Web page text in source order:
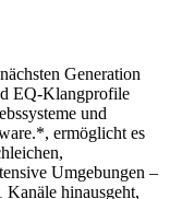
Generation
EQ-Klangprofile
und
ermöglicht es
Umgebungen –
hinausgeht,